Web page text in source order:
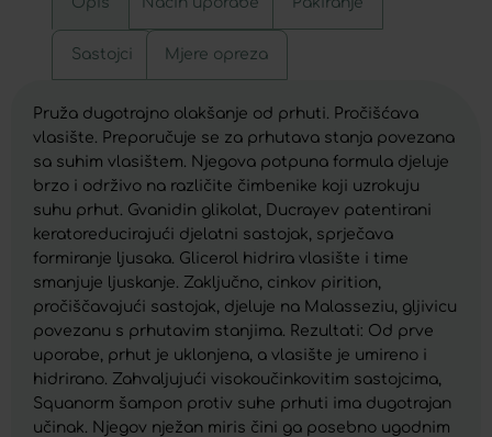
Sastojci Mjere opreza
Pruža dugotrajno olakšanje od prhuti. Pročišćava
vlasište. Preporučuje se za prhutava stanja povezana
sa suhim vlasištem. Njegova potpuna formula djeluje
brzo i održivo na različite čimbenike koji uzrokuju
suhu prhut. Gvanidin glikolat, Ducrayev patentirani
keratoreducirajući djelatni sastojak, sprječava
formiranje ljusaka. Glicerol hidrira vlasište i time
smanjuje ljuskanje. Zaključno, cinkov pirition,
pročiščavajući sastojak, djeluje na Malasseziu, gljivicu
povezanu s prhutavim stanjima. Rezultati: Od prve
uporabe, prhut je uklonjena, a vlasište je umireno i
hidrirano. Zahvaljujući visokoučinkovitim sastojcima,
Squanorm šampon protiv suhe prhuti ima dugotrajan
učinak. Njegov nježan miris čini ga posebno ugodnim